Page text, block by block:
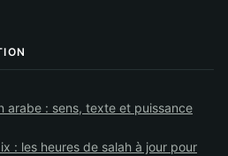
arabe : sens, texte et puissance
: les heures de salah à jour pour